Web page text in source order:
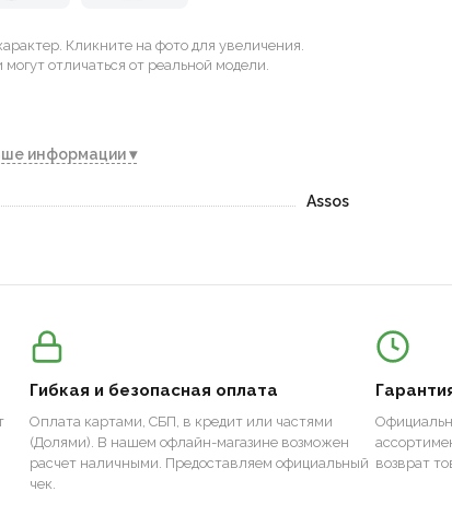
Кликните на фото для увеличения.
отличаться от реальной модели.
информации ▾
Assos
Гибкая и безопасная оплата
Оплата картами, СБП, в кредит или частями
(Долями). В нашем офлайн-магазине возможен
расчет наличными. Предоставляем официальный
чек.
возврат